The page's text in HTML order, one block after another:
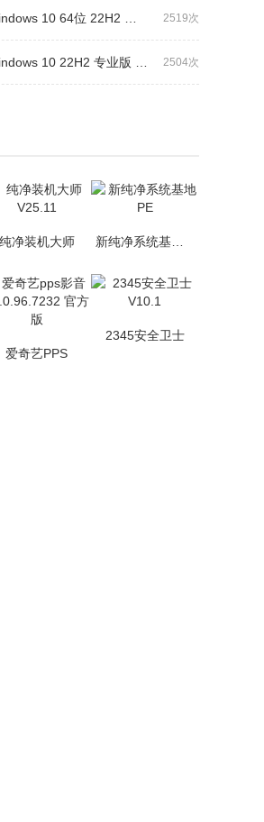
2519次
22H2 装机专业版（万能驱动版）
2504次
10 22H2 专业版 64位(网卡版)
纯净装机大师 新纯净系统基地PE
爱奇艺PPS
2345安全卫士